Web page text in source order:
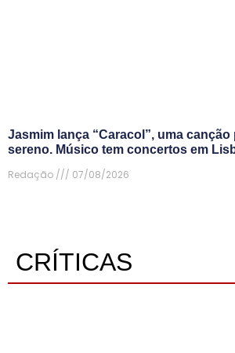
Jasmim lança “Caracol”, uma canção
sereno. Músico tem concertos em
Redação
07/08/2026
CRÍTICAS